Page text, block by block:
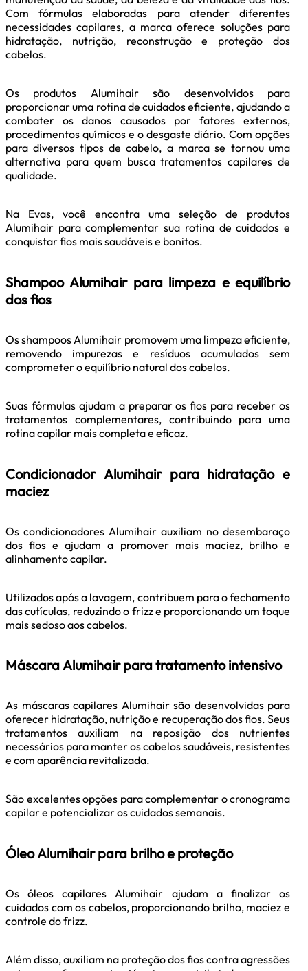
Com fórmulas elaboradas para atender diferentes
necessidades capilares, a marca oferece soluções para
hidratação, nutrição, reconstrução e proteção dos
cabelos.
Os produtos Alumihair são desenvolvidos para
proporcionar uma rotina de cuidados eficiente, ajudando a
combater os danos causados por fatores externos,
procedimentos químicos e o desgaste diário. Com opções
para diversos tipos de cabelo, a marca se tornou uma
alternativa para quem busca tratamentos capilares de
qualidade.
Na Evas, você encontra uma seleção de produtos
Alumihair para complementar sua rotina de cuidados e
conquistar fios mais saudáveis e bonitos.
Shampoo Alumihair para limpeza e equilíbrio
dos fios
Os shampoos Alumihair promovem uma limpeza eficiente,
removendo impurezas e resíduos acumulados sem
comprometer o equilíbrio natural dos cabelos.
Suas fórmulas ajudam a preparar os fios para receber os
tratamentos complementares, contribuindo para uma
rotina capilar mais completa e eficaz.
Condicionador Alumihair para hidratação e
maciez
Os condicionadores Alumihair auxiliam no desembaraço
dos fios e ajudam a promover mais maciez, brilho e
alinhamento capilar.
Utilizados após a lavagem, contribuem para o fechamento
das cutículas, reduzindo o frizz e proporcionando um toque
mais sedoso aos cabelos.
Máscara Alumihair para tratamento intensivo
As máscaras capilares Alumihair são desenvolvidas para
oferecer hidratação, nutrição e recuperação dos fios. Seus
tratamentos auxiliam na reposição dos nutrientes
necessários para manter os cabelos saudáveis, resistentes
e com aparência revitalizada.
São excelentes opções para complementar o cronograma
capilar e potencializar os cuidados semanais.
Óleo Alumihair para brilho e proteção
Os óleos capilares Alumihair ajudam a finalizar os
cuidados com os cabelos, proporcionando brilho, maciez e
controle do frizz.
Além disso, auxiliam na proteção dos fios contra agressões